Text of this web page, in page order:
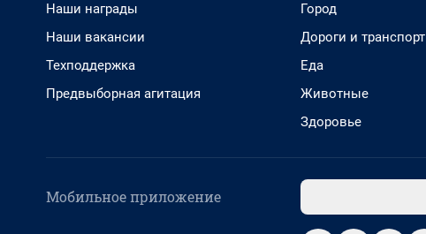
Наши награды
Наши вакансии
Техподдержка
Предвыборная агитация
Город
Дороги и транспорт
Еда
Животные
Здоровье
Мобильное приложение